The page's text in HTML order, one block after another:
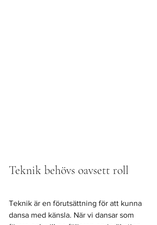
Teknik behövs oavsett roll
Teknik är en förutsättning för att kunna
dansa med känsla. När vi dansar som